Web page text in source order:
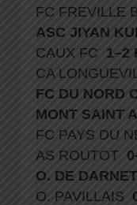
FC FREVILLE
ASC JIYAN
CAUX FC 1–2
CA
FC DU NORD
MONT SAINT
FC PAYS DU
AS ROUTOT
O. DE
O. PAVILLAIS